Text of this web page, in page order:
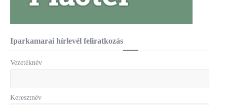
Iparkamarai hírlevél feliratkozás
Vezetéknév
Keresztnév